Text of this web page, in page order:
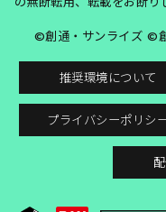
©創通・サンライズ ©
推奨環境について
プライバシーポリシ